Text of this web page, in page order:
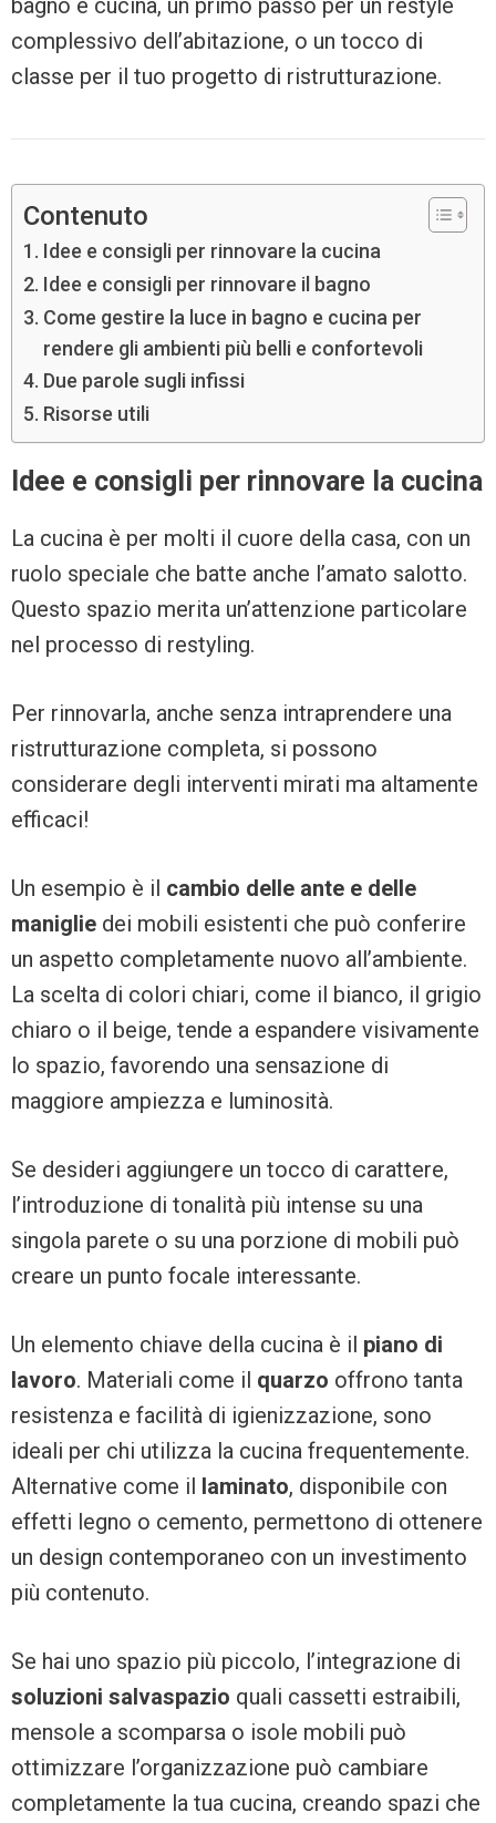
bagno e cucina, un primo passo per un restyle
complessivo dell’abitazione, o un tocco di
classe per il tuo progetto di ristrutturazione.
Contenuto
Idee e consigli per rinnovare la cucina
Idee e consigli per rinnovare il bagno
Come gestire la luce in bagno e cucina per
rendere gli ambienti più belli e confortevoli
Due parole sugli infissi
Risorse utili
Idee e consigli per rinnovare la cucina
La cucina è per molti il cuore della casa, con un
ruolo speciale che batte anche l’amato salotto.
Questo spazio merita un’attenzione particolare
nel processo di restyling.
Per rinnovarla, anche senza intraprendere una
ristrutturazione completa, si possono
considerare degli interventi mirati ma altamente
efficaci!
Un esempio è il cambio delle ante e delle
maniglie dei mobili esistenti che può conferire
un aspetto completamente nuovo all’ambiente.
La scelta di colori chiari, come il bianco, il grigio
chiaro o il beige, tende a espandere visivamente
lo spazio, favorendo una sensazione di
maggiore ampiezza e luminosità.
Se desideri aggiungere un tocco di carattere,
l’introduzione di tonalità più intense su una
singola parete o su una porzione di mobili può
creare un punto focale interessante.
Un elemento chiave della cucina è il piano di
lavoro. Materiali come il quarzo offrono tanta
resistenza e facilità di igienizzazione, sono
ideali per chi utilizza la cucina frequentemente.
Alternative come il laminato, disponibile con
effetti legno o cemento, permettono di ottenere
un design contemporaneo con un investimento
più contenuto.
Se hai uno spazio più piccolo, l’integrazione di
soluzioni salvaspazio quali cassetti estraibili,
mensole a scomparsa o isole mobili può
ottimizzare l’organizzazione può cambiare
completamente la tua cucina, creando spazi che